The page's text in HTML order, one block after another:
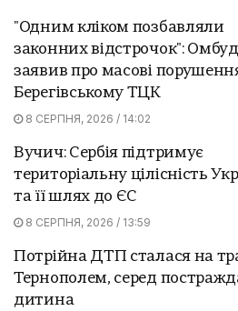
"Одним кліком позбавляли
законних відстрочок":
заявив про масові
Берегівському ТЦК
8 СЕРПНЯ, 2026 / 14:02
Вучич: Сербія підтримує
територіальну цілісність
та її шлях до ЄС
8 СЕРПНЯ, 2026 / 13:59
Потрійна ДТП сталася на
Тернополем, серед
дитина